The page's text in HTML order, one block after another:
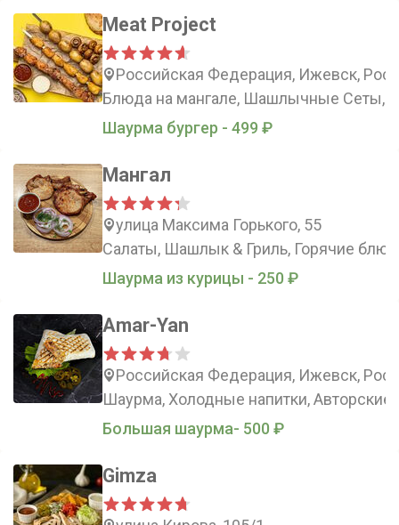
Meat Project
Российская Федерация, Ижевск,
Блюда на мангале, Шашлычные Сеты,
Шаурма бургер - 499 ₽
Мангал
улица Максима Горького, 55
Салаты, Шашлык & Гриль, Горячие
Шаурма из курицы - 250 ₽
Amar-Yan
Российская Федерация, Ижевск,
Шаурма, Холодные напитки, Авторские
Большая шаурма- 500 ₽
Gimza